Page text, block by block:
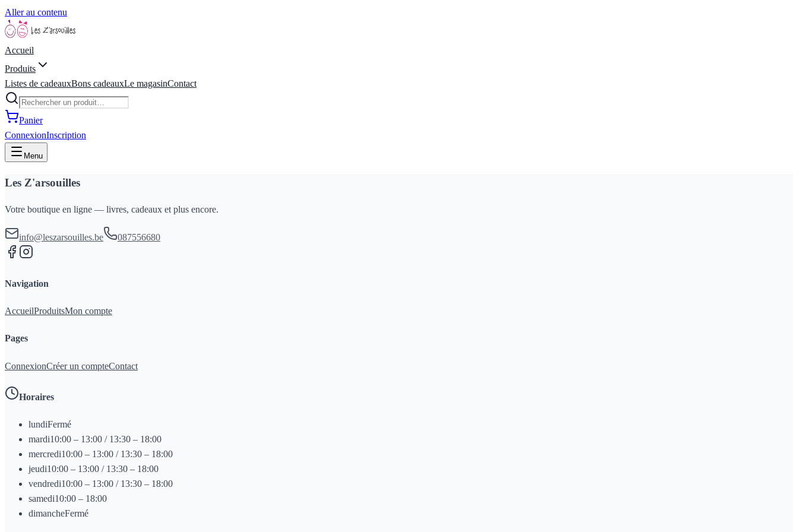
Aller au contenu
Accueil
Produits
Listes de cadeauxBons cadeauxLe magasinContact
Panier
ConnexionInscription
Menu
Les Z'arsouilles
Votre boutique en ligne — livres, cadeaux et plus encore.
info@leszarsouilles.be 087556680
Navigation
AccueilProduitsMon compte
Pages
ConnexionCréer un compteContact
Horaires
lundiFermé
mardi10:00 – 13:00 / 13:30 – 18:00
mercredi10:00 – 13:00 / 13:30 – 18:00
jeudi10:00 – 13:00 / 13:30 – 18:00
vendredi10:00 – 13:00 / 13:30 – 18:00
samedi10:00 – 18:00
dimancheFermé